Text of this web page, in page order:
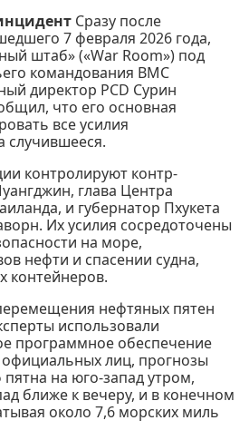
Сразу после
7 февраля 2026 года,
штаб» («War Room») под
командования ВМС
директор PCD Сурин
что его основная
все усилия
случившееся.
контролируют контр-
глава Центра
и губернатор Пхукета
Их усилия сосредоточены
на море,
нефти и спасении судна,
контейнеров.
нефтяных пятен
использовали
программное обеспечение
лиц, прогнозы
на юго-запад утром,
ближе к вечеру, и в конечном
около 7,6 морских миль